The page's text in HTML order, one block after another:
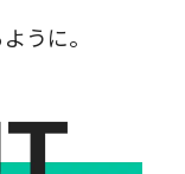
うに。